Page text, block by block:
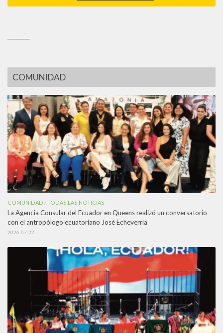
COMUNIDAD
COMUNIDAD /TODAS LAS NOTICIAS
La Agencia Consular del Ecuador en Queens realizó un conversatorio
con el antropólogo ecuatoriano José Echeverría
2026-07-22